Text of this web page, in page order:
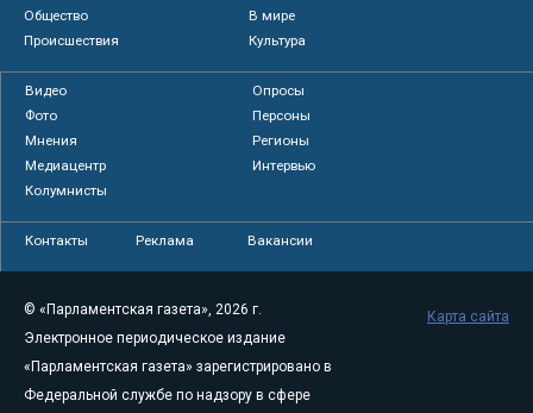
Общество
В мире
Происшествия
Культура
Видео
Опросы
Фото
Персоны
Мнения
Регионы
Медиацентр
Интервью
Колумнисты
Контакты Реклама Вакансии
© «Парламентская газета», 2026 г.
Электронное периодическое издание
«Парламентская газета» зарегистрировано в
Федеральной службе по надзору в сфере
Карта сайта